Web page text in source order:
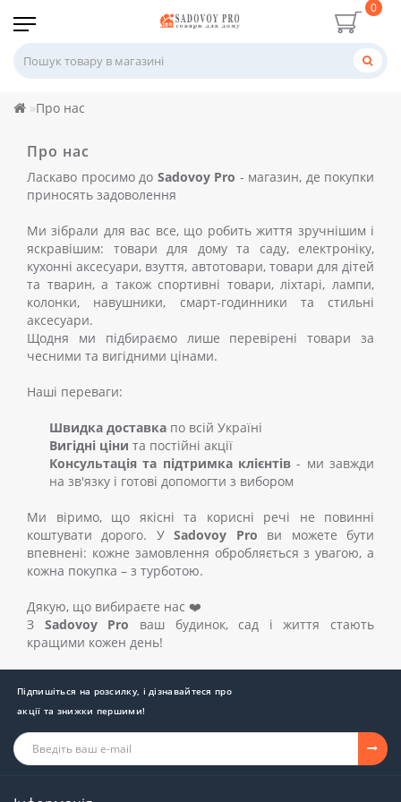
0
Про нас
Про нас
Ласкаво просимо до Sadovoy Pro - магазин, де покупки
приносять задоволення
Ми зібрали для вас все, що робить життя зручнішим і
яскравішим: товари для дому та саду, електроніку,
кухонні аксесуари, взуття, автотовари, товари для дітей
та тварин, а також спортивні товари, ліхтарі, лампи,
колонки, навушники, смарт-годинники та стильні
аксесуари.
Щодня ми підбираємо лише перевірені товари за
чесними та вигідними цінами.
Наші переваги:
Швидка доставка по всій Україні
Вигідні ціни та постійні акції
Консультація та підтримка клієнтів - ми завжди
на зв'язку і готові допомогти з вибором
Ми віримо, що якісні та корисні речі не повинні
коштувати дорого. УSadovoy Pro ви можете бути
впевнені: кожне замовлення обробляється з увагою, а
кожна покупка – з турботою.
Дякую, що вибираєте нас ❤️
З Sadovoy Pro ваш будинок, сад і життя стають
кращими кожен день!
Підпишіться на розсилку, і дізнавайтеся про
акції та знижки першими!